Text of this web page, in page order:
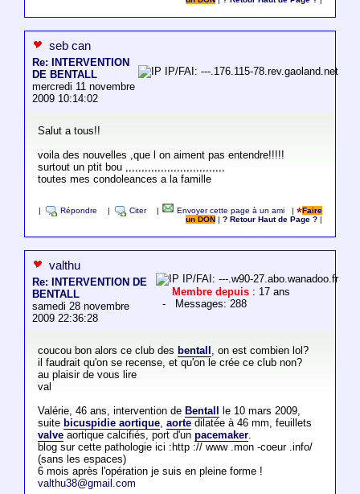
seb can
Re: INTERVENTION
DE BENTALL
mercredi 11 novembre
2009 10:14:02
IP/FAI: ---.176.115-78.rev.gaoland.net
Salut a tous!!
voila des nouvelles ,que l on aiment pas entendre!!!!!
surtout un ptit bou ,,,,,,,,,,,,,,,,,,,,,,,,,,,,,,,
toutes mes condoleances a la famille
Répondre Citer Envoyer cette page à un ami |
Faire
un DON
|? Retour Haut de Page ?
valthu
Re: INTERVENTION DE
BENTALL
samedi 28 novembre
2009 22:36:28
IP/FAI: ---.w90-27.abo.wanadoo.fr
Membre depuis : 17 ans
- Messages: 288
coucou bon alors ce club des bentall , on est combien lol?
il faudrait qu'on se recense, et qu'on le crée ce club non?
au plaisir de vous lire
val
Valérie, 46 ans, intervention de Bentall
le 10 mars 2009,
suite bicuspidie aortique, aortedilatée à 46 mm, feuillets
valveaortique calcifiés, port d'un pacemaker.
blog sur cette pathologie ici :http :// www .mon -coeur .info/
(sans les espaces)
6 mois après l'opération je suis en pleine forme !
valthu38@gmail.com